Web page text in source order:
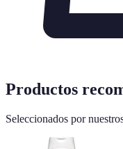
Productos
Seleccionados por